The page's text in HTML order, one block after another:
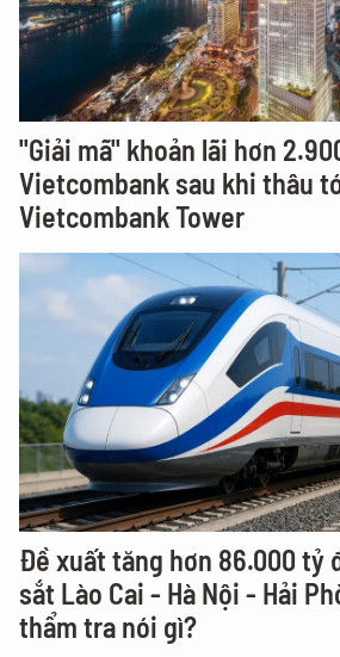
"Giải mã" khoản lãi hơn
Vietcombank sau khi thâu
Vietcombank Tower
Đề xuất tăng hơn 86.000 tỷ
sắt Lào Cai - Hà Nội - Hải
thẩm tra nói gì?